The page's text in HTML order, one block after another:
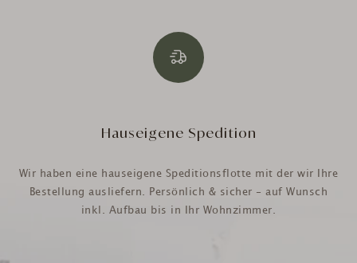
Hauseigene Spedition
Wir haben eine hauseigene Speditionsflotte mit der wir Ihre
Bestellung ausliefern. Persönlich & sicher - auf Wunsch
inkl. Aufbau bis in Ihr Wohnzimmer.